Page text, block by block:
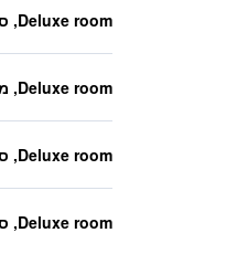
Deluxe room, סוג המיטה לא ידוע
Deluxe room, מיטות טווין2
Deluxe room, סוג המיטה לא ידוע
Deluxe room, סוג המיטה לא ידוע